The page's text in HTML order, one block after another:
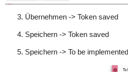
Übernehmen -> Token saved
Speichern -> Token saved
Speichern -> To be implemented